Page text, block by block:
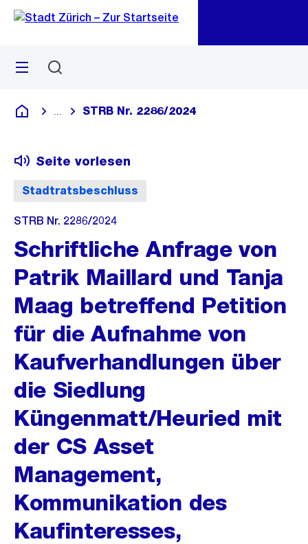
Navigation
Sprunglink
Menü
Deutsch
Blende alle Breadcrumbs ein
STRB Nr. 2286/2024
Stadtratsbeschluss
Seite vorlesen
STRB Nr. 2286/2024
Schriftliche Anfrage von
Patrik Maillard und Tanja
Maag betreffend Petition
für die Aufnahme von
Kaufverhandlungen über
die Siedlung
Küngenmatt/Heuried mit
der CS Asset
Management,
Kommunikation des
Kaufinteresses,